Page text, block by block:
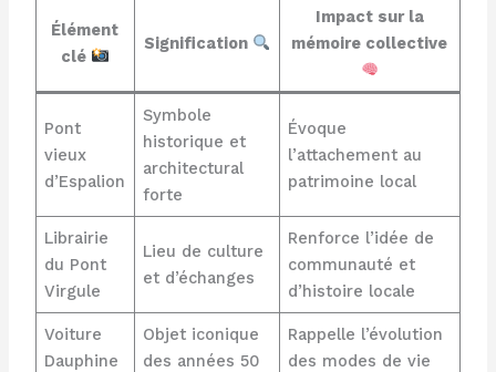
Élément
clé
Signification
Impact sur la
mémoire collective
Pont
vieux
d’Espalion
Symbole
historique et
architectural
forte
Évoque
l’attachement au
patrimoine local
Librairie
du Pont
Virgule
Lieu de culture
et d’échanges
Renforce l’idée de
communauté et
d’histoire locale
Voiture
Dauphine
Objet iconique
des années 50
Rappelle l’évolution
des modes de vie